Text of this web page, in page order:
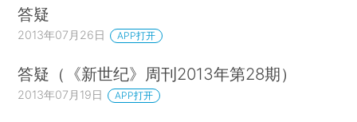
答疑
2013年07月26日 APP打开
答疑（《新世纪》周刊2013年第28期）
2013年07月19日 APP打开